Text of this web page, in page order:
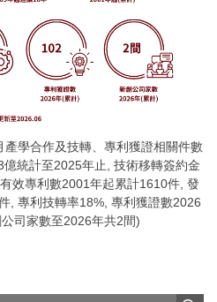
學合作及技轉、專利獲證相關件數
統計至2025年止, 技術移轉簽約金
效專利數2001年起累計1610件, 發
, 專利技轉率18%, 專利獲證數2026
司家數至2026年共2間)